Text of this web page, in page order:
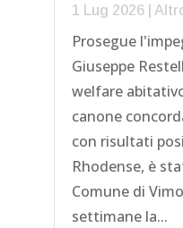
1 Lug 2026|
Prosegue
Giuseppe
welfare
canone
con risultati
Rhodense, è
Comune di
settimane la...